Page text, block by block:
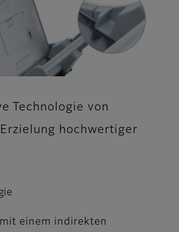
Technologie von
hochwertiger
einem indirekten